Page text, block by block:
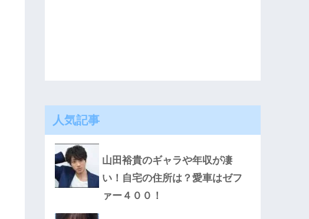
人気記事
山田裕貴のギャラや年収が凄
い！自宅の住所は？愛車はゼフ
ァー４００！